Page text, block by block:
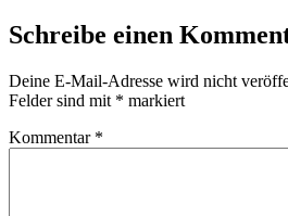
Schreibe einen
Deine E-Mail-Adresse wird nicht
Felder sind mit * markiert
Kommentar *